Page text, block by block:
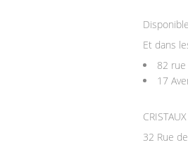
Et dans
82 rue
17
32 Rue